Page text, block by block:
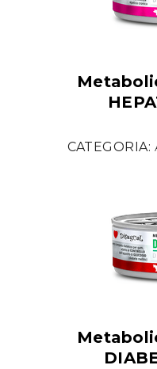
CATEGORIA: